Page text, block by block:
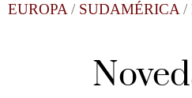
EUROPA / SUDAMÉRICA /